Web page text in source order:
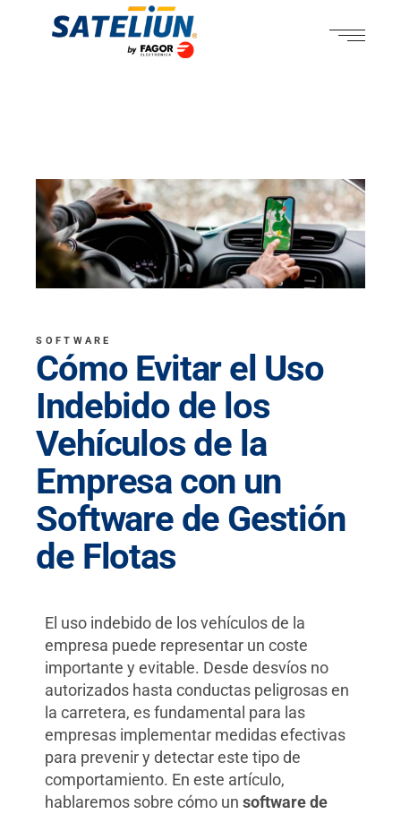
SOFTWARE
Cómo Evitar el Uso
Indebido de los
Vehículos de la
Empresa con un
Software de Gestión
de Flotas
El uso indebido de los vehículos de la
empresa puede representar un coste
importante y evitable. Desde desvíos no
autorizados hasta conductas peligrosas en
la carretera, es fundamental para las
empresas implementar medidas efectivas
para prevenir y detectar este tipo de
comportamiento. En este artículo,
hablaremos sobre cómo un software de